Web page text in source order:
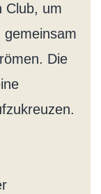
Club, um
gemeinsam
Die